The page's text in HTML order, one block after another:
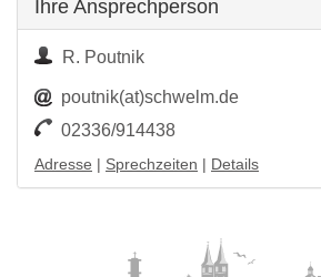
Ihre Ansprechperson
R. Poutnik
poutnik(at)schwelm.de
02336/914438
Adresse | Sprechzeiten | Details